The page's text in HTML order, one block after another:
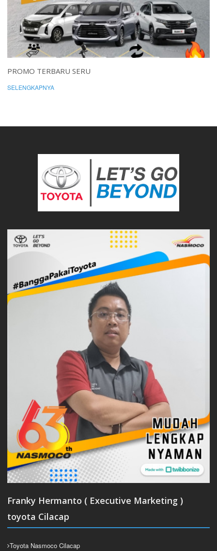
PROMO TERBARU SERU
SELENGKAPNYA
Franky Hermanto ( Executive Marketing )
toyota Cilacap
Toyota Nasmoco Cilacap